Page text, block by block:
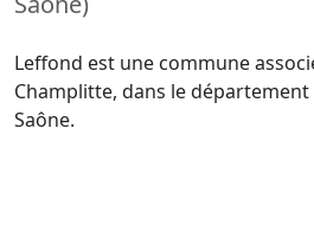
Leffond est une commune
Champlitte, dans le département
Saône.